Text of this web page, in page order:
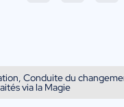
Conduite du
via la Magie